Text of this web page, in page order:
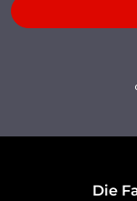
Die